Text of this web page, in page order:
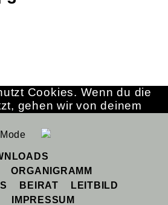
Mode
ORGANIGRAMM
BEIRAT
LEITBILD
IMPRESSUM
Cookies. Wenn du die
gehen wir von deinem